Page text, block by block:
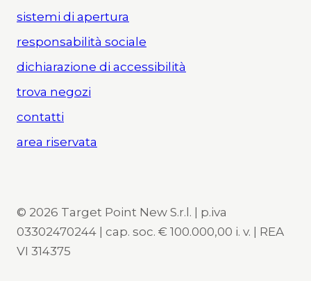
sistemi di apertura
responsabilità sociale
dichiarazione di accessibilità
trova negozi
contatti
area riservata
© 2026 Target Point New S.r.l. | p.iva
03302470244 | cap. soc. € 100.000,00 i. v. | REA
VI 314375